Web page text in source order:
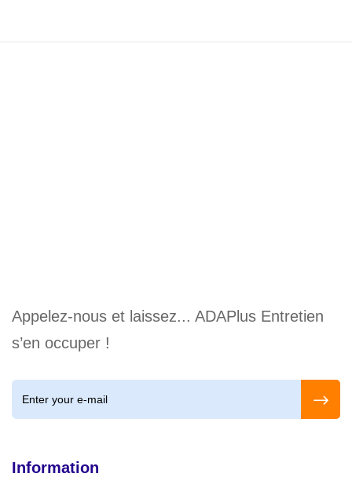
Appelez-nous et laissez... ADAPlus Entretien
s’en occuper !
Information